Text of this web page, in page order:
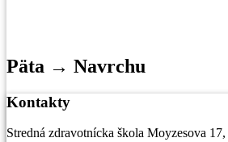
Päta → Navrchu
Kontakty
Stredná zdravotnícka škola Moyzesova